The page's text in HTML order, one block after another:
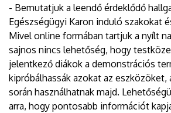
- Bemutatjuk a leendő érdeklődő
Egészségügyi Karon induló szakokat
Mivel online formában tartjuk a nyílt
sajnos nincs lehetőség, hogy
jelentkező diákok a demonstrációs
kipróbálhassák azokat az eszközöket,
során használhatnak majd.
arra, hogy pontosabb információt